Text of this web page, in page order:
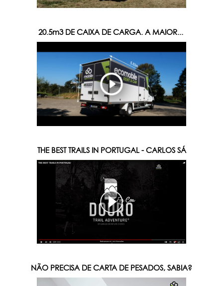
20.5m3 DE CAIXA DE CARGA. A MAIOR...
THE BEST TRAILS IN PORTUGAL - CARLOS SÁ
NÃO PRECISA DE CARTA DE PESADOS, SABIA?